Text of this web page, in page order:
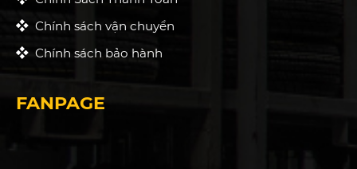
Chính sách vận chuyển
Chính sách bảo hành
FANPAGE